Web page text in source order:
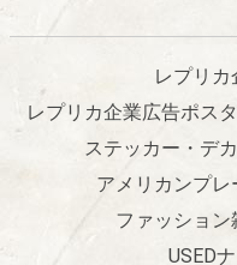
レプリ
レプリカ企業広告ポス
ステッカー・デ
アメリカンプレ
ファッション
USED